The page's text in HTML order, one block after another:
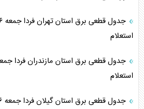
استعلام
استعلام